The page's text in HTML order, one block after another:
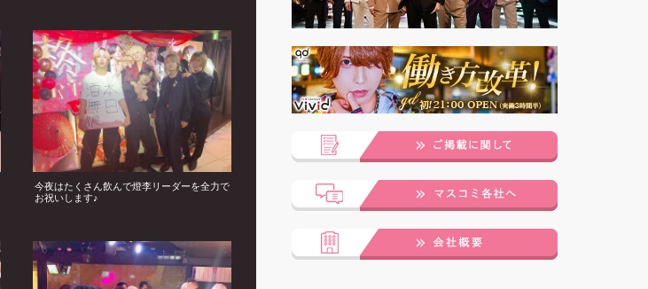
今夜はたくさん飲んで燈李リーダーを全力で
お祝いします♪